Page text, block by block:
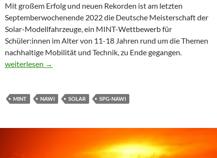
Mit großem Erfolg und neuen Rekorden ist am letzten
Septemberwochenende 2022 die Deutsche Meisterschaft der
Solar-Modellfahrzeuge, ein MINT-Wettbewerb für
Schüler:innen im Alter von 11-18 Jahren rund um die Themen
nachhaltige Mobilität und Technik, zu Ende gegangen.
Deutschen Meisterschaft „SolarMobil“ 2022 in Dortmund – 1.
weiterlesen →
MINT NAWI SOLAR SPG-NAWI